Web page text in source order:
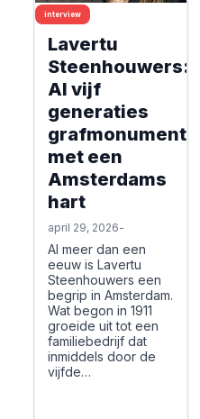
interview
Lavertu
Steenhouwers:
Al vijf
generaties
grafmonumenten
met een
Amsterdams
hart
april 29, 2026-
Al meer dan een
eeuw is Lavertu
Steenhouwers een
begrip in Amsterdam.
Wat begon in 1911
groeide uit tot een
familiebedrijf dat
inmiddels door de
vijfde…